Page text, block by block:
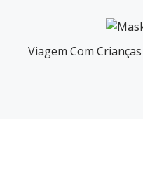
Viagem Com Crianças